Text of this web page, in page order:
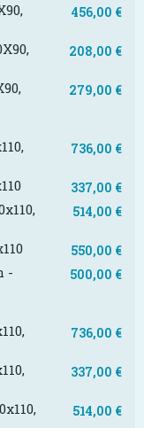
456,00 €
208,00 €
279,00 €
736,00 €
337,00 €
514,00 €
550,00 €
-
500,00 €
736,00 €
337,00 €
514,00 €